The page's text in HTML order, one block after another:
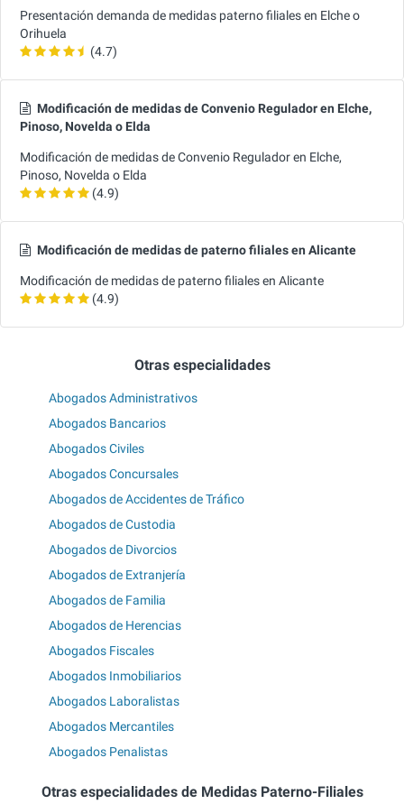
Presentación demanda de medidas paterno filiales en Elche o
Orihuela
(4.7)
Modificación de medidas de Convenio Regulador en Elche,
Pinoso, Novelda o Elda
Modificación de medidas de Convenio Regulador en Elche,
Pinoso, Novelda o Elda
(4.9)
Modificación de medidas de paterno filiales en Alicante
Modificación de medidas de paterno filiales en Alicante
(4.9)
Otras especialidades
Abogados Administrativos
Abogados Bancarios
Abogados Civiles
Abogados Concursales
Abogados de Accidentes de Tráfico
Abogados de Custodia
Abogados de Divorcios
Abogados de Extranjería
Abogados de Familia
Abogados de Herencias
Abogados Fiscales
Abogados Inmobiliarios
Abogados Laboralistas
Abogados Mercantiles
Abogados Penalistas
Otras especialidades de Medidas Paterno-Filiales